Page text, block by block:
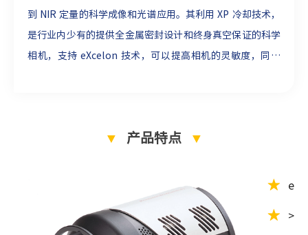
到 NIR 定量的科学成像和光谱应用。其利用 XP 冷却技术，
是行业内少有的提供全金属密封设计和终身真空保证的科学
相机，支持 eXcelon 技术，可以提高相机的灵敏度，同时
池检测和荧光成像等低照度应用的理想选择。
▼ 产品特点 ▼
★
★